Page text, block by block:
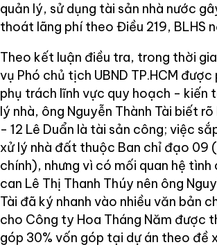
quản lý, sử dụng tài sản nhà nước
thoát lãng phí theo Điều 219, BLHS
Theo kết luận điều tra, trong thời
vụ Phó chủ tịch UBND TP.HCM được
phụ trách lĩnh vực quy hoạch - kiến
lý nhà, ông Nguyễn Thành Tài biết
- 12 Lê Duẩn là tài sản công; việc
xử lý nhà đất thuộc Ban chỉ đạo 09
chính), nhưng vì có mối quan hệ tình
can Lê Thị Thanh Thúy nên ông
Tài đã ký nhanh vào nhiều văn bản
cho Công ty Hoa Tháng Năm được
góp 30% vốn góp tại dự án theo đề